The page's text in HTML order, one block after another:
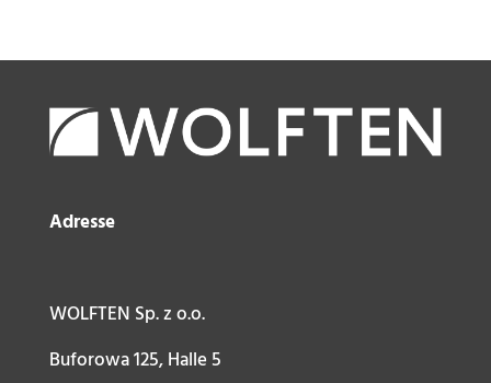
Adresse
WOLFTEN Sp. z o.o.
Buforowa 125, Halle 5